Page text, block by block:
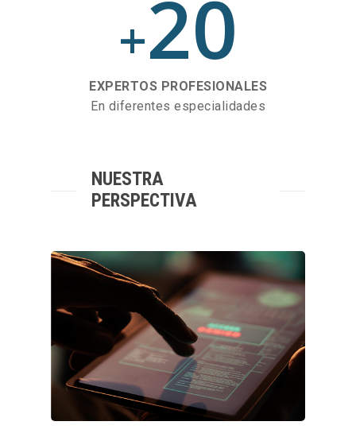
+20
EXPERTOS PROFESIONALES
En diferentes especialidades
NUESTRA
PERSPECTIVA